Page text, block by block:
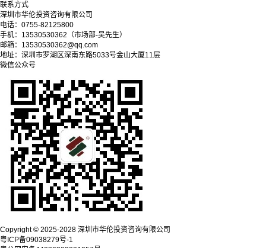
联系方式
深圳市华伦投资咨询有限公司
电话：0755-82125800
手机：13530530362（市场部-吴先生）
邮箱：13530530362@qq.com
地址：深圳市罗湖区深南东路5033号金山大厦11层
微信公众号
Copyright © 2025-2028 深圳市华伦投资咨询有限公司
粤ICP备09038279号-1